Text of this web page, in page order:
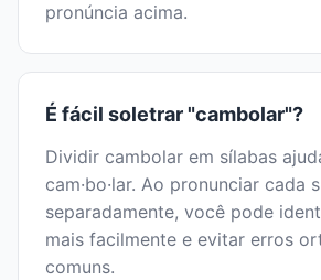
pronúncia acima.
É fácil soletrar "cambolar"?
Dividir cambolar em sílabas
cam·bo·lar. Ao pronunciar cada
separadamente, você pode
mais facilmente e evitar erros
comuns.